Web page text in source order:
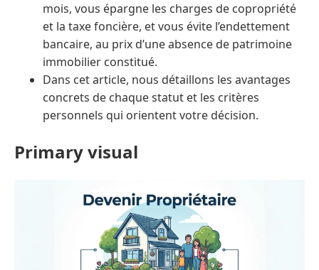
mois, vous épargne les charges de copropriété
et la taxe foncière, et vous évite l’endettement
bancaire, au prix d’une absence de patrimoine
immobilier constitué.
Dans cet article, nous détaillons les avantages
concrets de chaque statut et les critères
personnels qui orientent votre décision.
Primary visual